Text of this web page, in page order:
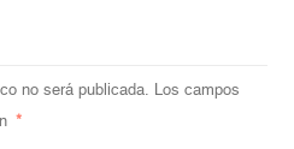
no será publicada. Los campos
*